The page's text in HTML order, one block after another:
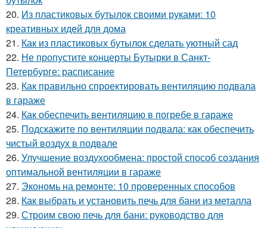
20. Из пластиковых бутылок своими руками: 10
креативных идей для дома
21. Как из пластиковых бутылок сделать уютный сад
22. Не пропустите концерты Бутырки в Санкт-
Петербурге: расписание
23. Как правильно спроектировать вентиляцию подвала
в гараже
24. Как обеспечить вентиляцию в погребе в гараже
25. Подскажите по вентиляции подвала: как обеспечить
чистый воздух в подвале
26. Улучшение воздухообмена: простой способ создания
оптимальной вентиляции в гараже
27. Экономь на ремонте: 10 проверенных способов
28. Как выбрать и установить печь для бани из металла
29. Строим свою печь для бани: руководство для